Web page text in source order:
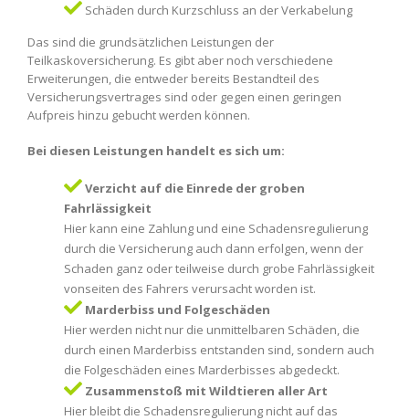
Schäden durch Kurzschluss an der Verkabelung
Das sind die grundsätzlichen Leistungen der
Teilkaskoversicherung. Es gibt aber noch verschiedene
Erweiterungen, die entweder bereits Bestandteil des
Versicherungsvertrages sind oder gegen einen geringen
Aufpreis hinzu gebucht werden können.
Bei diesen Leistungen handelt es sich um:
Verzicht auf die Einrede der groben
Fahrlässigkeit
Hier kann eine Zahlung und eine Schadensregulierung
durch die Versicherung auch dann erfolgen, wenn der
Schaden ganz oder teilweise durch grobe Fahrlässigkeit
vonseiten des Fahrers verursacht worden ist.
Marderbiss und Folgeschäden
Hier werden nicht nur die unmittelbaren Schäden, die
durch einen Marderbiss entstanden sind, sondern auch
die Folgeschäden eines Marderbisses abgedeckt.
Zusammenstoß mit Wildtieren aller Art
Hier bleibt die Schadensregulierung nicht auf das